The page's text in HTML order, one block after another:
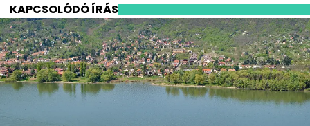
KAPCSOLÓDÓ ÍRÁS